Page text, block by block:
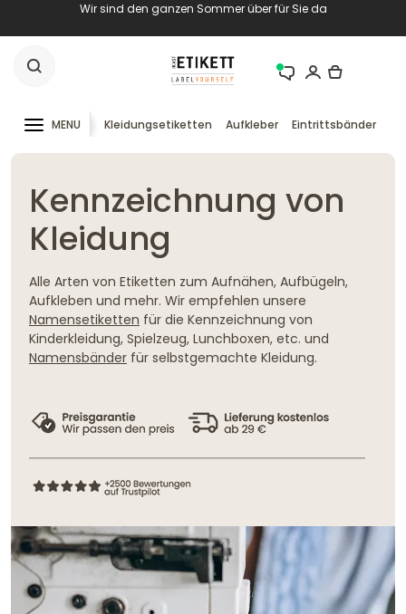
Wir sind den ganzen Sommer über für Sie da
MENU Kleidungsetiketten Aufkleber Eintrittsbänder
Kennzeichnung von
Kleidung
Alle Arten von Etiketten zum Aufnähen, Aufbügeln,
Aufkleben und mehr. Wir empfehlen unsere
Namensetiketten für die Kennzeichnung von
Kinderkleidung, Spielzeug, Lunchboxen, etc. und
Namensbänder für selbstgemachte Kleidung.